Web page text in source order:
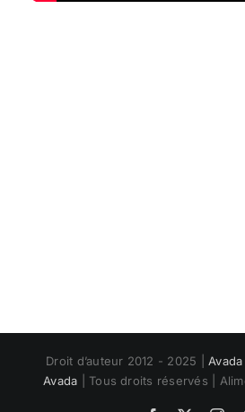
Droit d’auteur 2012 - 2025 |
Avada | Tous droits réservés |